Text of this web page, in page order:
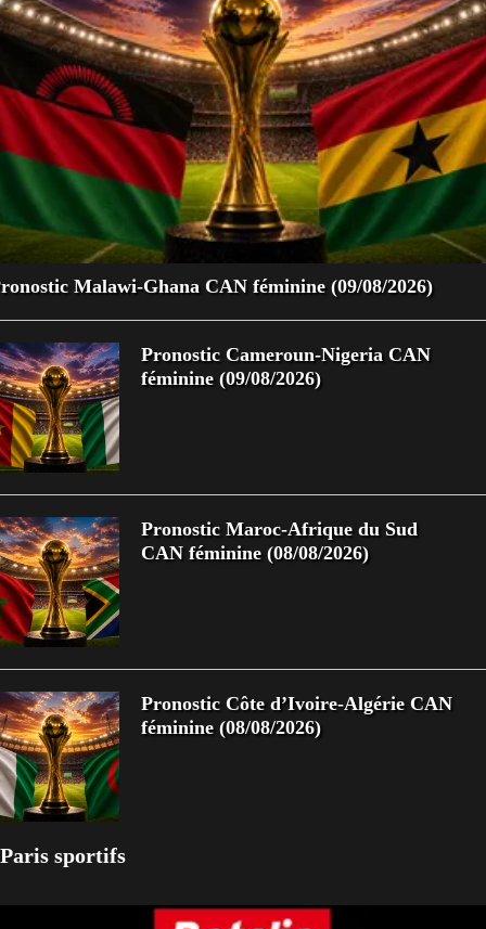
Malawi-Ghana CAN féminine (09/08/2026)
Pronostic Cameroun-Nigeria CAN
féminine (09/08/2026)
Pronostic Maroc-Afrique du Sud
CAN féminine (08/08/2026)
Pronostic Côte d’Ivoire-Algérie CAN
féminine (08/08/2026)
Paris sportifs